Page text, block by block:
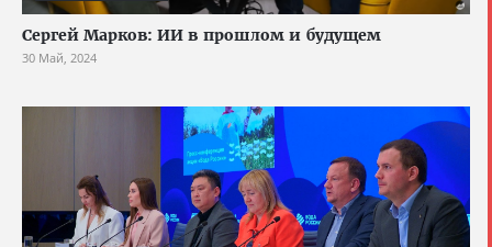
Сергей Марков: ИИ в прошлом и будущем
30 Май, 2024